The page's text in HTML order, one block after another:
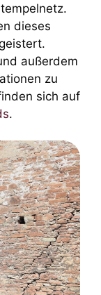
dieses
außerdem
zu
sich auf
.